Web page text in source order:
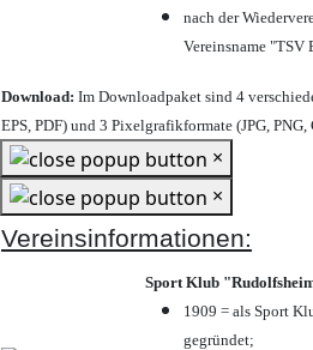
nach der
Vereinsname
Download: Im Downloadpaket sind 4
EPS, PDF) und 3 Pixelgrafikformate (JPG,
×
×
Vereinsinformationen:
Sport Klub
1909 = als Sport
gegründet;